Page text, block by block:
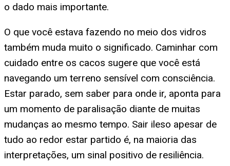
o dado mais importante.
O que você estava fazendo no meio dos vidros
também muda muito o significado. Caminhar com
cuidado entre os cacos sugere que você está
navegando um terreno sensível com consciência.
Estar parado, sem saber para onde ir, aponta para
um momento de paralisação diante de muitas
mudanças ao mesmo tempo. Sair ileso apesar de
tudo ao redor estar partido é, na maioria das
interpretações, um sinal positivo de resiliência.